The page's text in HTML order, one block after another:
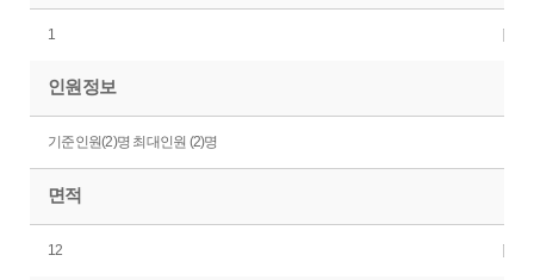
1
인원정보
기준인원(2)명 최대인원 (2)명
면적
12